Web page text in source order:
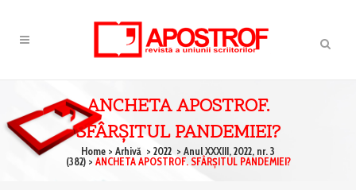
ANCHETA APOSTROF.
SFÂRŞITUL PANDEMIEI?
Home > Arhivă > 2022 > Anul XXXIII, 2022, nr. 3
(382)> ANCHETA APOSTROF. SFÂRŞITUL PANDEMIEI?